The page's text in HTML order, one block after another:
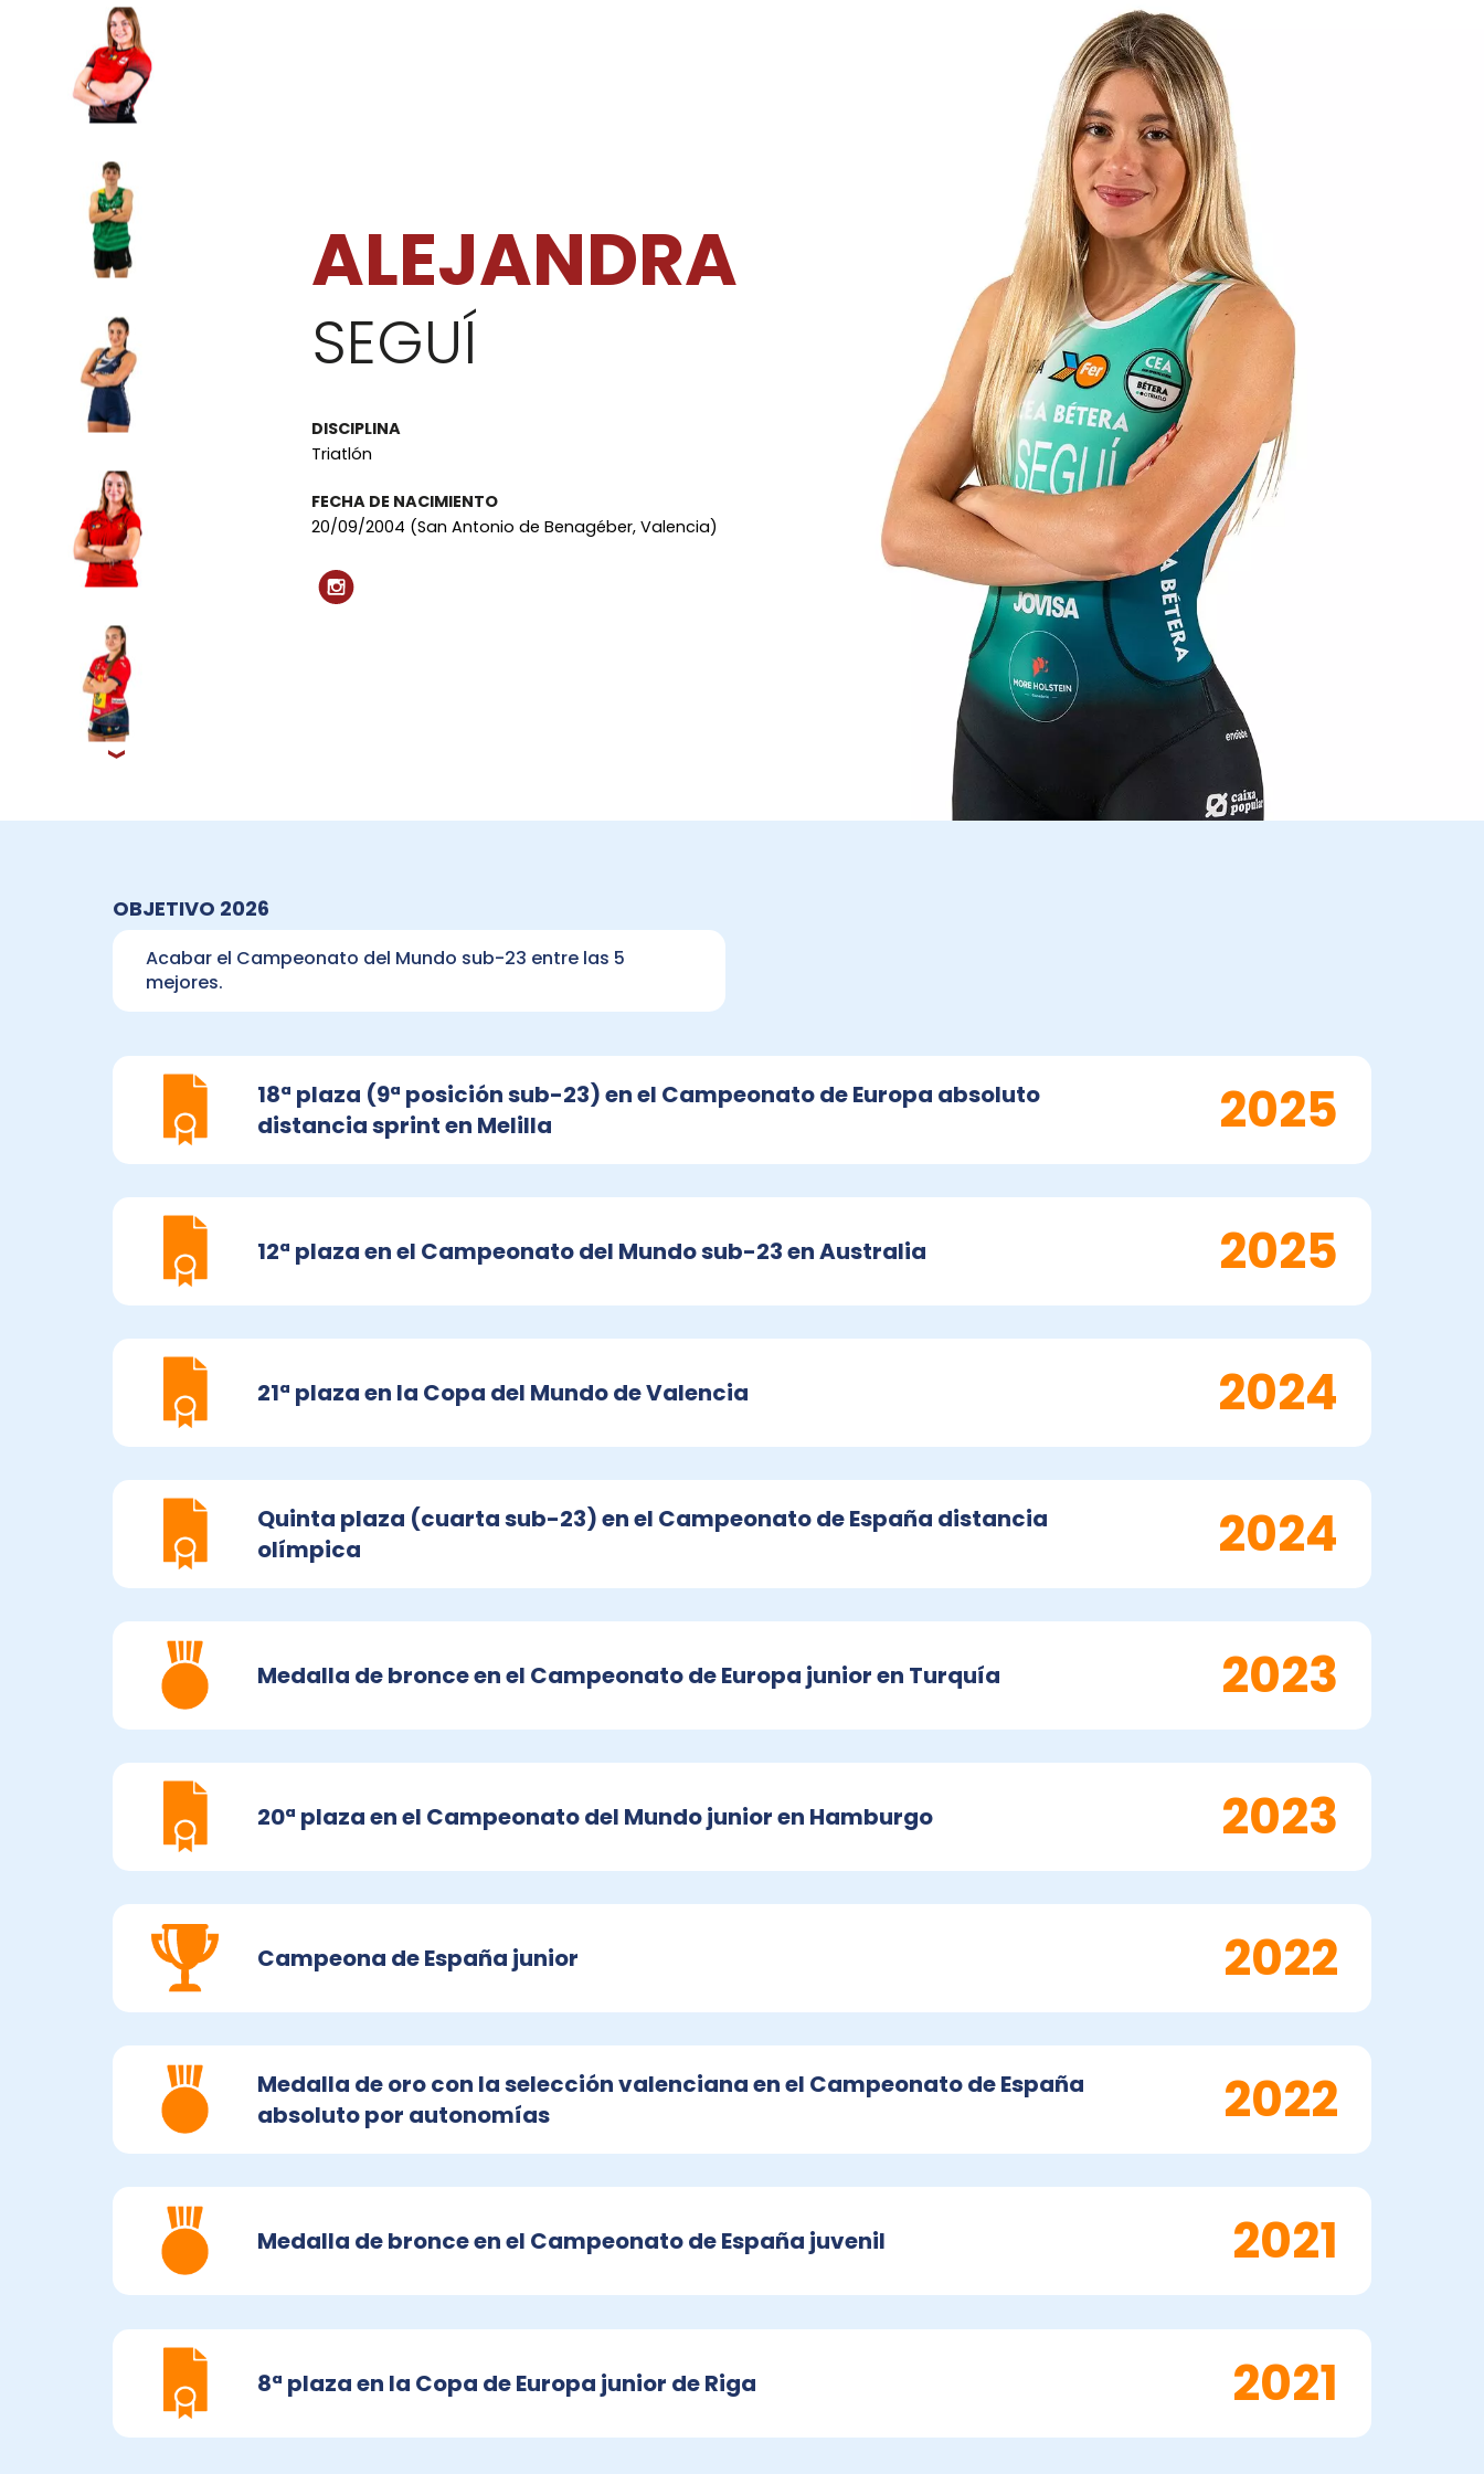
ALEJANDRA
SEGUÍ
DISCIPLINA
Triatlón
FECHA DE NACIMIENTO
20/09/2004 (San Antonio de Benagéber, Valencia)
›
OBJETIVO 2026
Acabar el Campeonato del Mundo sub-23 entre las 5
mejores.
18ª plaza (9ª posición sub-23) en el Campeonato de Europa absoluto
distancia sprint en Melilla
2025
12ª plaza en el Campeonato del Mundo sub-23 en Australia 2025
21ª plaza en la Copa del Mundo de Valencia 2024
Quinta plaza (cuarta sub-23) en el Campeonato de España distancia
olímpica
2024
Medalla de bronce en el Campeonato de Europa junior en Turquía 2023
20ª plaza en el Campeonato del Mundo junior en Hamburgo 2023
Campeona de España junior 2022
Medalla de oro con la selección valenciana en el Campeonato de España
absoluto por autonomías
2022
Medalla de bronce en el Campeonato de España juvenil 2021
8ª plaza en la Copa de Europa junior de Riga 2021